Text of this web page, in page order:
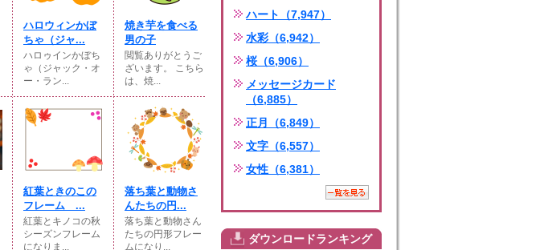
ハロウィンかぼ
ちゃ（ジャ...
ハロゥインかぼち
ゃ（ジャック・オ
ー・ラン...
焼き芋を食べる
男の子
閲覧ありがとうご
ざいます。 こちら
は、焼...
紅葉ときのこの
フレーム ...
紅葉とキノコの秋
シーズンフレーム
になりま...
落ち葉と動物さ
んたちの円...
落ち葉と動物さん
たちの円形フレー
ムになり...
ハート（7,947）
水彩（6,942）
桜（6,906）
メッセージカード
（6,885）
正月（6,849）
文字（6,557）
女性（6,381）
ダウンロードランキング